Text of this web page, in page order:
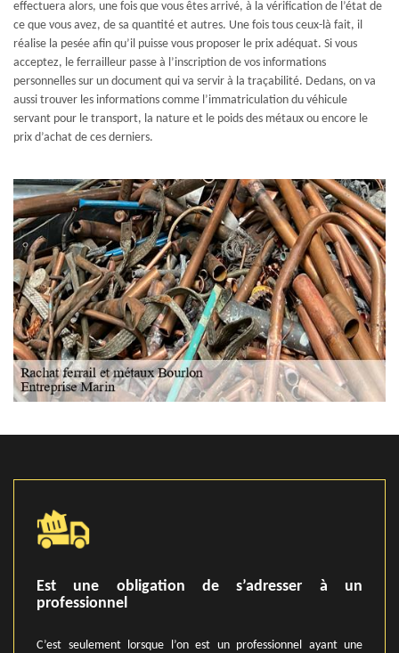
effectuera alors, une fois que vous êtes arrivé, à la vérification de l’état de
ce que vous avez, de sa quantité et autres. Une fois tous ceux-là fait, il
réalise la pesée afin qu’il puisse vous proposer le prix adéquat. Si vous
acceptez, le ferrailleur passe à l’inscription de vos informations
personnelles sur un document qui va servir à la traçabilité. Dedans, on va
aussi trouver les informations comme l’immatriculation du véhicule
servant pour le transport, la nature et le poids des métaux ou encore le
prix d’achat de ces derniers.
Est une obligation de s’adresser à un
professionnel
C’est seulement lorsque l’on est un professionnel ayant une